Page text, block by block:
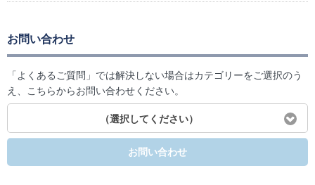
お問い合わせ
「よくあるご質問」では解決しない場合はカテゴリーをご選択のう
え、こちらからお問い合わせください。
（選択してください）
お問い合わせ